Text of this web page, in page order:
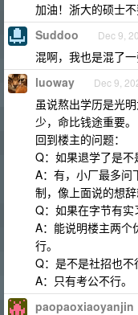
加油！浙大的硕士
Suddoo Dec 9,
混啊，我也是混了
luoway Dec 9,
虽说熬出学历是光
少，命比钱途重要。
回到楼主的问题：
Q：如果退学了是不
A：有，小厂最多问
制，像上面说的想辞
Q：如果在字节有实
A：能说明楼主两个
行。
Q：是不是社招也不
A：只有考公不行。
paopaoxiaoyanjin